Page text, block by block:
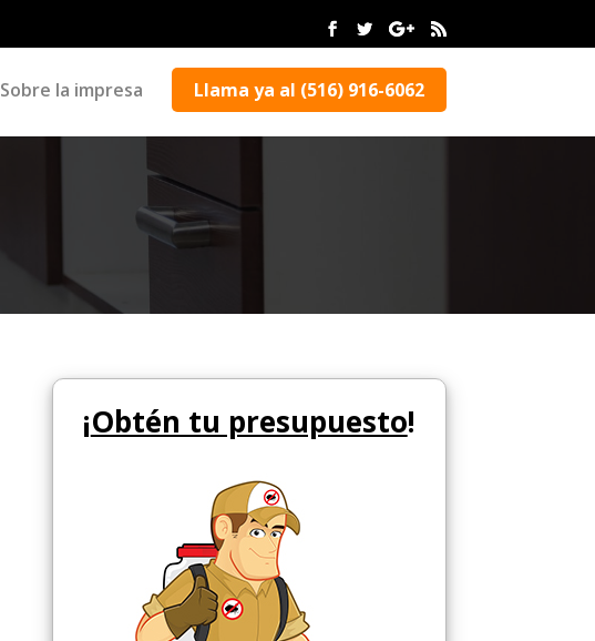
Sobre la impresa Llama ya al (516) 916-6062
¡Obtén tu presupuesto!